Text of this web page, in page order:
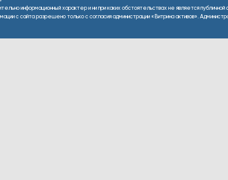
информационный характер и ни при каких обстоятельствах не является
с сайта разрешено только с согласия администрации «Витрина активов».